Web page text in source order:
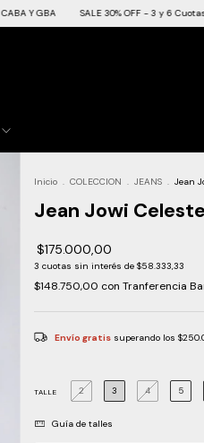
SALE 30% OFF - 3 y 6 Cuotas SIN INTERES -
Inicio . COLECCION . JEANS . Jean
Jean Jowi Celeste
$175.000,00
3 cuotas sin interés de $58.333,33
$148.750,00 con Tranferencia
Envío gratis superando los
TALLE 2 3 4 5
Guía de talles